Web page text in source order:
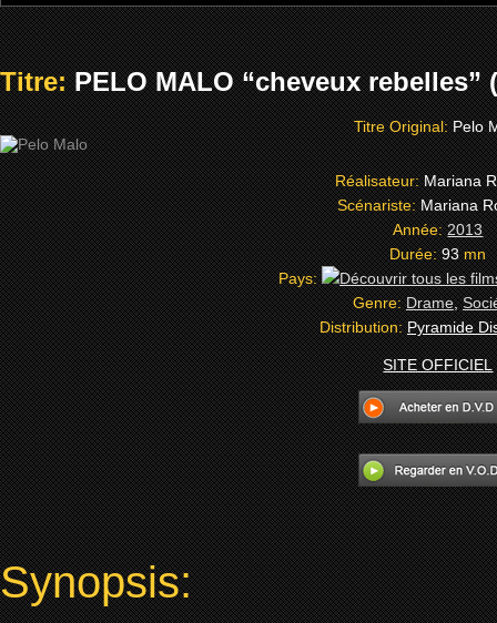
Titre:PELO MALO “cheveux rebelles”
Titre Original:Pelo
Réalisateur:Mariana
Scénariste:Mariana
Année:2013
Durée:93mn
Pays:
Genre:Drame,
Distribution:Pyramide
SITE OFFICIEL
Synopsis: